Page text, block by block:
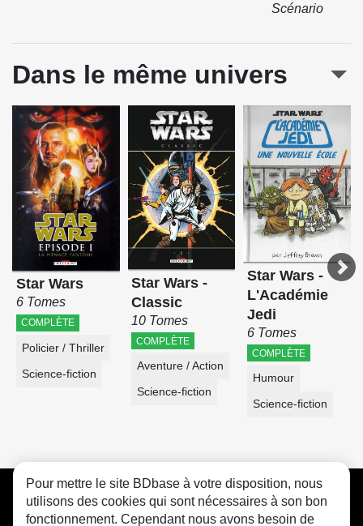
Scénario
Dans le même univers
Star Wars
6 Tomes
COMPLÈTE
Policier / Thriller
Science-fiction
Star Wars -
Classic
10 Tomes
COMPLÈTE
Aventure / Action
Science-fiction
Star Wars -
L'Académie
Jedi
6 Tomes
COMPLÈTE
Humour
Science-fiction
CGU FAQ Contact Cookies
Pour mettre le site BDbase à votre disposition, nous
utilisons des cookies qui sont nécessaires à son bon
fonctionnement. Cependant nous avons besoin de